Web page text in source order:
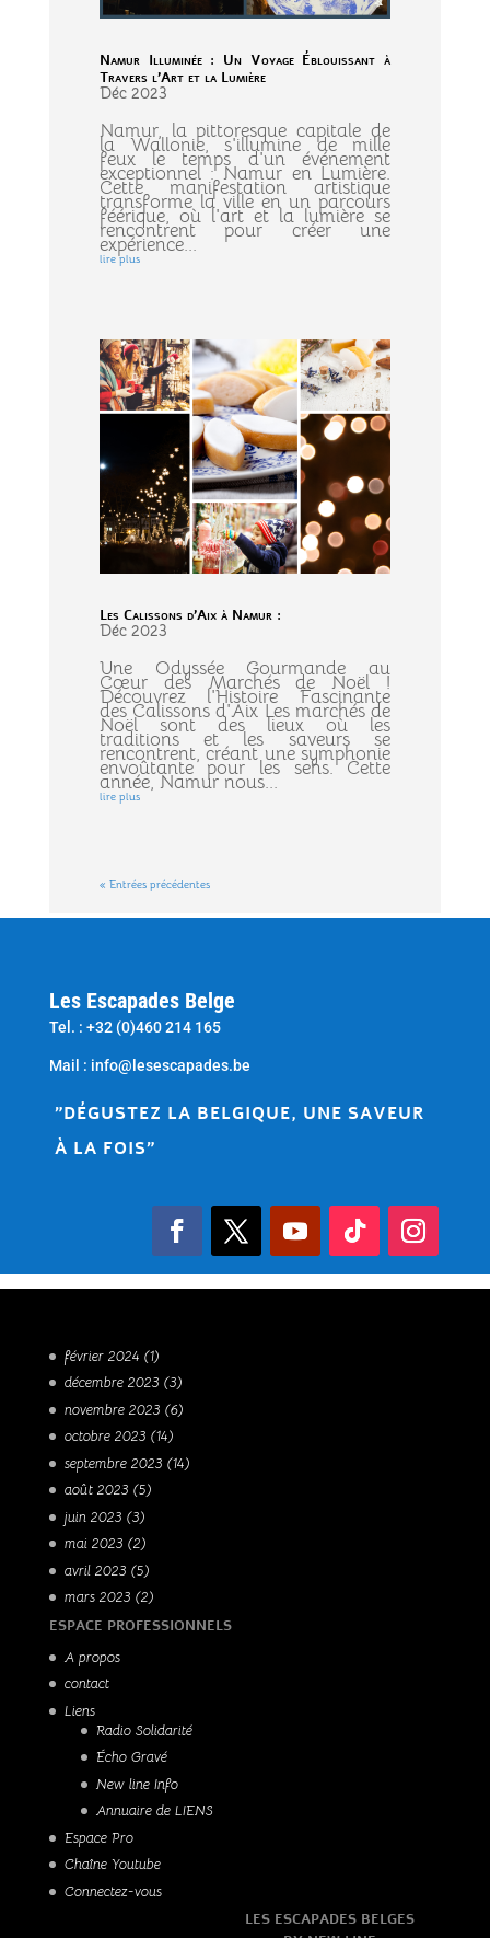
Namur Illuminée : Un Voyage Éblouissant à
Travers l’Art et la Lumière
Déc 2023
Namur, la pittoresque capitale de
la Wallonie, s'illumine de mille
feux le temps d'un événement
exceptionnel : Namur en Lumière.
Cette manifestation artistique
transforme la ville en un parcours
féérique, où l'art et la lumière se
rencontrent pour créer une
expérience...
lire plus
Les Calissons d’Aix à Namur :
Déc 2023
Une Odyssée Gourmande au
Cœur des Marchés de Noël !
Découvrez l'Histoire Fascinante
des Calissons d'Aix Les marchés de
Noël sont des lieux où les
traditions et les saveurs se
rencontrent, créant une symphonie
envoûtante pour les sens. Cette
année, Namur nous...
lire plus
« Entrées précédentes
Les Escapades Belge
Tel. : +32 (0)460 214 165
Mail : info@lesescapades.be
"DÉGUSTEZ LA BELGIQUE, UNE SAVEUR
À LA FOIS"
février 2024 (1)
décembre 2023 (3)
novembre 2023 (6)
octobre 2023 (14)
septembre 2023 (14)
août 2023 (5)
juin 2023 (3)
mai 2023 (2)
avril 2023 (5)
mars 2023 (2)
ESPACE PROFESSIONNELS
A propos
contact
Liens
Radio Solidarité
Écho Gravé
New line Info
Annuaire de LIENS
Espace Pro
Chaîne Youtube
Connectez-vous
LES ESCAPADES BELGES